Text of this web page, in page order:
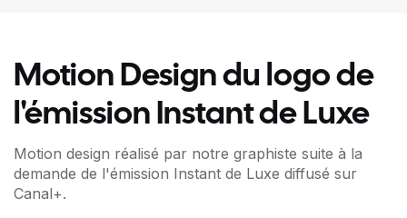
Motion Design du logo de
l'émission Instant de Luxe
Motion design réalisé par notre graphiste suite à la
demande de l'émission Instant de Luxe diffusé sur
Canal+.